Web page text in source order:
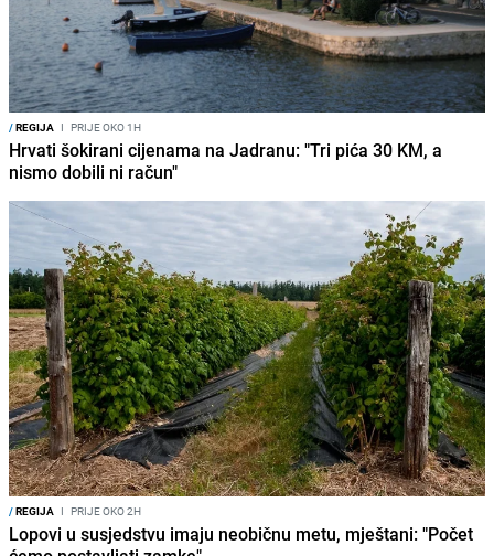
/REGIJA I PRIJE OKO 1H
Hrvati šokirani cijenama na Jadranu: "Tri pića 30 KM, a
nismo dobili ni račun"
/REGIJA I PRIJE OKO 2H
Lopovi u susjedstvu imaju neobičnu metu, mještani: "Počet